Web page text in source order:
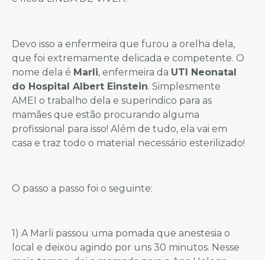
Devo isso a enfermeira que furou a orelha dela,
que foi extremamente delicada e competente. O
nome dela é Marli, enfermeira da UTI Neonatal
do Hospital Albert Einstein. Simplesmente
AMEI o trabalho dela e superindico para as
mamães que estão procurando alguma
profissional para isso! Além de tudo, ela vai em
casa e traz todo o material necessário esterilizado!
O passo a passo foi o seguinte:
1) A Marli passou uma pomada que anestesia o
local e deixou agindo por uns 30 minutos. Nesse